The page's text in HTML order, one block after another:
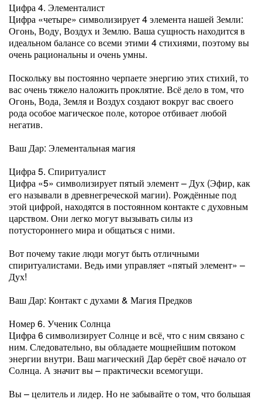
Цифра 4. Элементалист
Цифра «четыре» символизирует 4 элемента нашей Земли:
Огонь, Воду, Воздух и Землю. Ваша сущность находится в
идеальном балансе со всеми этими 4 стихиями, поэтому вы
очень рациональны и очень умны.
Поскольку вы постоянно черпаете энергию этих стихий, то
вас очень тяжело наложить проклятие. Всё дело в том, что
Огонь, Вода, Земля и Воздух создают вокруг вас своего
рода особое магическое поле, которое отбивает любой
негатив.
Ваш Дар: Элементальная магия
Цифра 5. Спиритуалист
Цифра «5» символизирует пятый элемент – Дух (Эфир, как
его называли в древнегреческой магии). Рождённые под
этой цифрой, находятся в постоянном контакте с духовным
царством. Они легко могут вызывать силы из
потустороннего мира и общаться с ними.
Вот почему такие люди могут быть отличными
спиритуалистами. Ведь ими управляет «пятый элемент» –
Дух!
Ваш Дар: Контакт с духами & Магия Предков
Номер 6. Ученик Солнца
Цифра 6 символизирует Солнце и всё, что с ним связано с
ним. Следовательно, вы обладаете мощнейшим потоком
энергии внутри. Ваш магический Дар берёт своё начало от
Солнца. А значит вы – практически всемогущи.
Вы – целитель и лидер. Но не забывайте о том, что большая